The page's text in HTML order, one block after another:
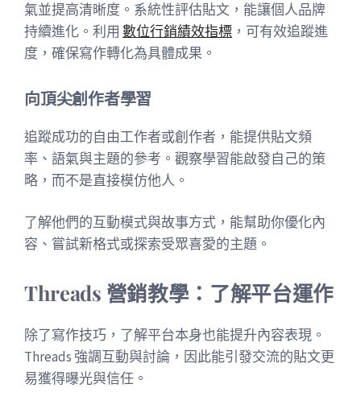
氣並提高清晰度。系統性評估貼文，能讓個人品牌
持續進化。利用 數位行銷績效指標 ，可有效追蹤進
度，確保寫作轉化為具體成果。
向頂尖創作者學習
追蹤成功的自由工作者或創作者，能提供貼文頻
率、語氣與主題的參考。觀察學習能啟發自己的策
略，而不是直接模仿他人。
了解他們的互動模式與故事方式，能幫助你優化內
容、嘗試新格式或探索受眾喜愛的主題。
Threads 營銷教學：了解平台運作
除了寫作技巧，了解平台本身也能提升內容表現。
Threads 強調互動與討論，因此能引發交流的貼文更
易獲得曝光與信任。